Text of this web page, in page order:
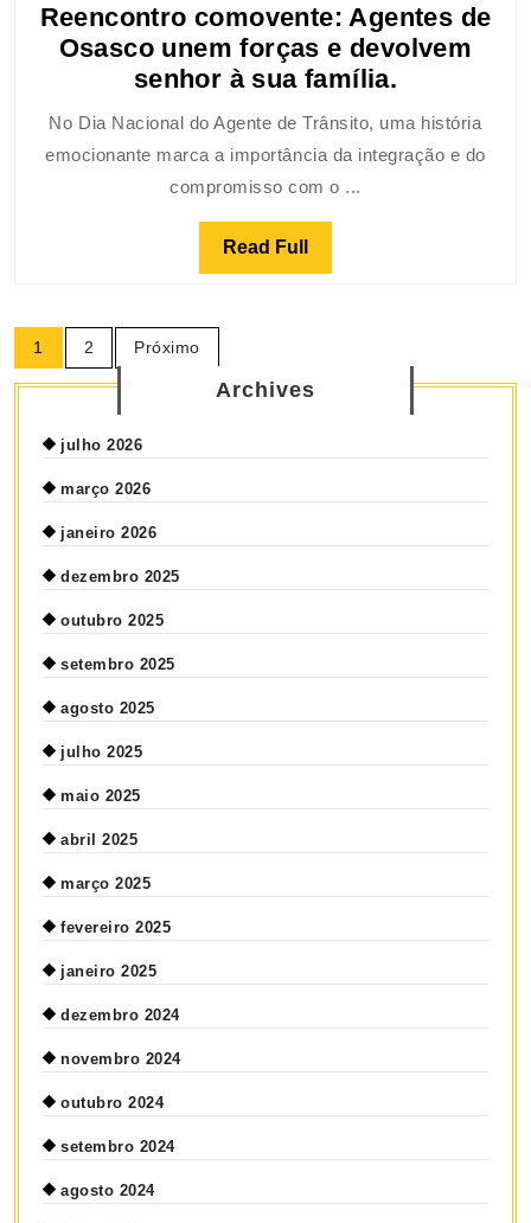
Reencontro comovente: Agentes de
Osasco unem forças e devolvem
senhor à sua família.
No Dia Nacional do Agente de Trânsito, uma história
emocionante marca a importância da integração e do
compromisso com o ...
Read Full
1 2 Próximo
Archives
julho 2026
março 2026
janeiro 2026
dezembro 2025
outubro 2025
setembro 2025
agosto 2025
julho 2025
maio 2025
abril 2025
março 2025
fevereiro 2025
janeiro 2025
dezembro 2024
novembro 2024
outubro 2024
setembro 2024
agosto 2024